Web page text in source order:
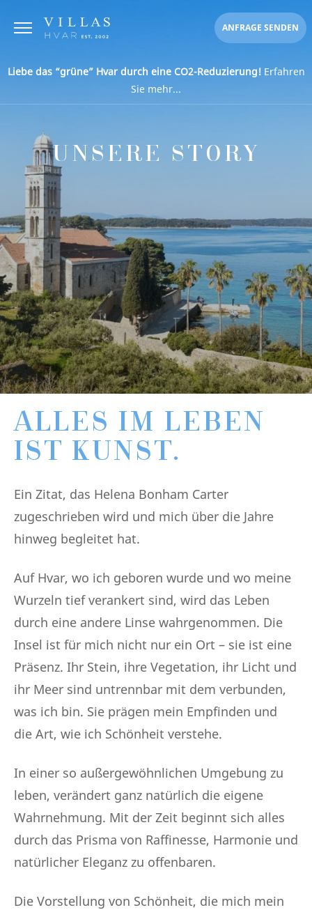
ANFRAGE SENDEN
Liebe das “grüne” Hvar durch eine CO2-Reduzierung!Erfahren
Sie mehr...
UNSERE STORY
ALLES IM LEBEN
IST KUNST.
Ein Zitat, das Helena Bonham Carter
zugeschrieben wird und mich über die Jahre
hinweg begleitet hat.
Auf Hvar, wo ich geboren wurde und wo meine
Wurzeln tief verankert sind, wird das Leben
durch eine andere Linse wahrgenommen. Die
Insel ist für mich nicht nur ein Ort – sie ist eine
Präsenz. Ihr Stein, ihre Vegetation, ihr Licht und
ihr Meer sind untrennbar mit dem verbunden,
was ich bin. Sie prägen mein Empfinden und
die Art, wie ich Schönheit verstehe.
In einer so außergewöhnlichen Umgebung zu
leben, verändert ganz natürlich die eigene
Wahrnehmung. Mit der Zeit beginnt sich alles
durch das Prisma von Raffinesse, Harmonie und
natürlicher Eleganz zu offenbaren.
Die Vorstellung von Schönheit, die mich mein